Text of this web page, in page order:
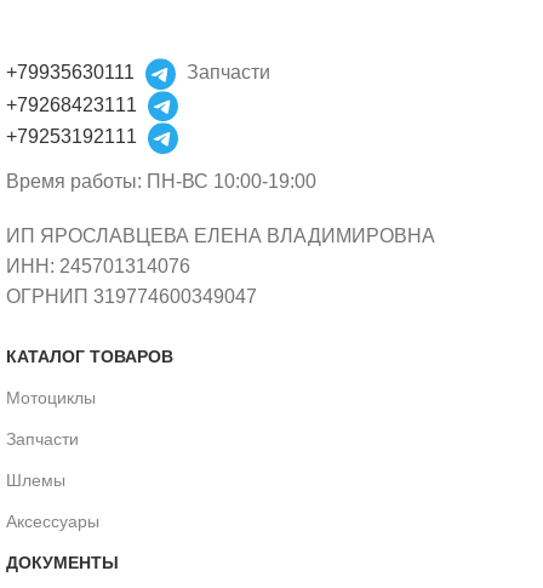
+79935630111
Запчасти
+79268423111
+79253192111
Время работы: ПН-ВС 10:00-19:00
ИП ЯРОСЛАВЦЕВА ЕЛЕНА ВЛАДИМИРОВНА
ИНН: 245701314076
ОГРНИП 319774600349047
КАТАЛОГ ТОВАРОВ
Мотоциклы
Запчасти
Шлемы
Аксессуары
ДОКУМЕНТЫ